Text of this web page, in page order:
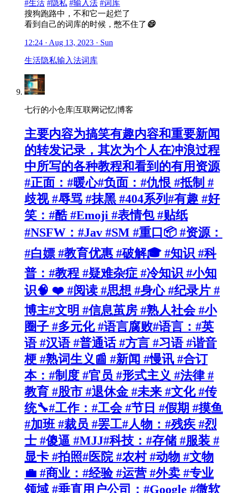
#生活 #隐私 #输入法 #词库
搜狗跑路中，不和它一起烂了
看到自己的词库的时候，憋不住了 😄
12:24 · Aug 13, 2023 · Sun
生活隐私输入法词库
七行的小仓库|互联网记忆|博客
主要内容为搞笑有趣内容和重要新闻
的转发记录，其次为个人在冲浪过程
中所写的各种教程和看到的有用资源
#正面：#暖心#负面：#仇恨 #抵制 #
歧视 #辱骂 #抹黑 #404系列#有趣 #好
笑：#酷 #Emoji #表情包 #贴纸
#NSFW：#Jav #SM #重口📦 #资源：
#白嫖 #教育优惠 #破解🎓 #知识 #科
普：#教程 #疑难杂症 #冷知识 #小知
识🧠 ❤️ #阅读 #思想 #身心 #纪录片 #
博主#文明 #信息茧房 #熟人社会 #小
圈子 #多元化 #语言腐败#语言：#英
语 #汉语 #普通话 #方言 #习语 #谐音
梗 #熟词生义📰 #新闻 #慢讯 #合订
本：#制度 #官员 #形式主义 #法律 #
教育 #股市 #退休金 #未来 #文化 #传
统🔧#工作：#工会 #节日 #假期 #摸鱼
#加班 #裁员 #罢工#人物：#残疾 #烈
士 #傻逼 #MJJ#科技：#存储 #服装 #
显卡 #拍照#医院 #农村 #动物 #文物
💼 #商业：#经验 #运营 #外卖 #专业
领域 #垂直用户公司：#Google #微软